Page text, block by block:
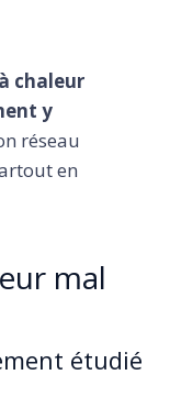
chaleur
y
réseau
en
mal
étudié